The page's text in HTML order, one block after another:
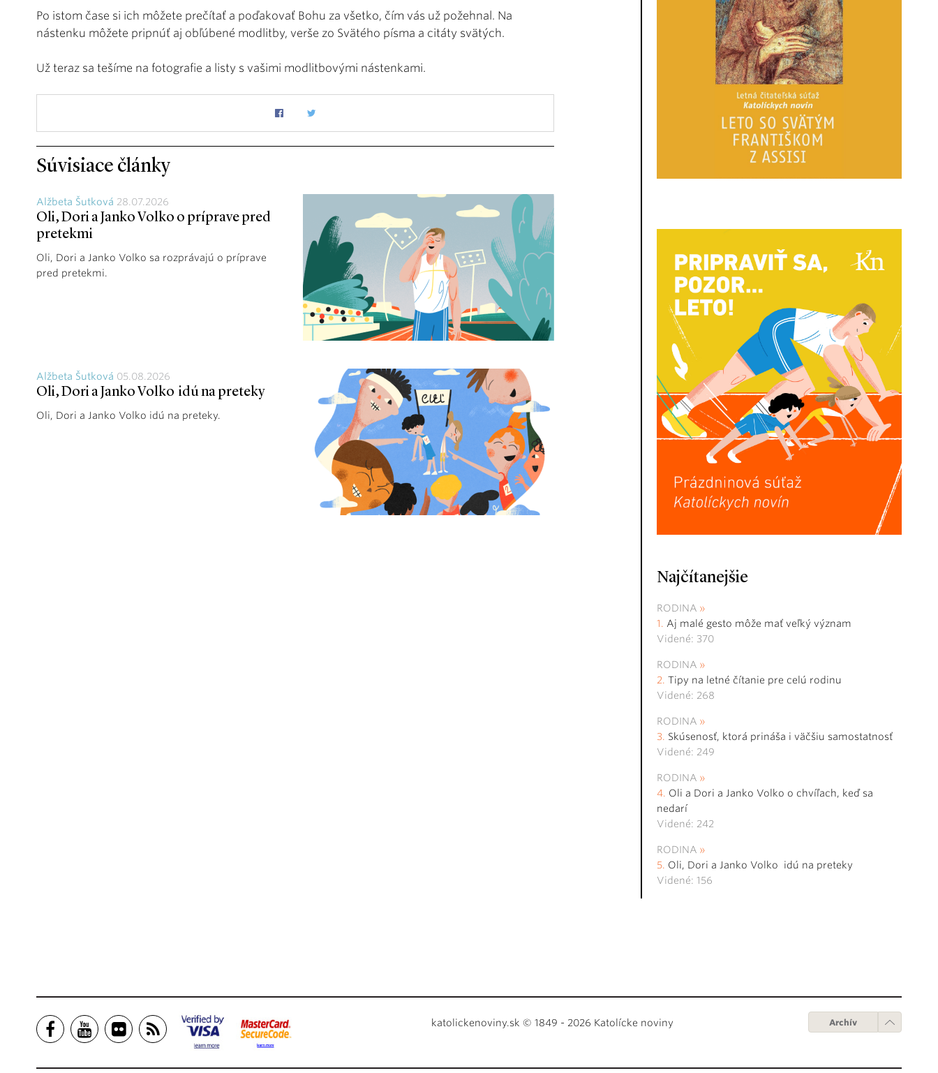
Po istom čase si ich môžete prečítať a poďakovať Bohu za všetko, čím vás už požehnal. Na
nástenku môžete pripnúť aj obľúbené modlitby, verše zo Svätého písma a citáty svätých.
Už teraz sa tešíme na fotografie a listy s vašimi modlitbovými nástenkami.
Súvisiace články
Alžbeta Šutková 28.07.2026
Oli, Dori a Janko Volko o príprave pred
pretekmi
Oli, Dori a Janko Volko sa rozprávajú o príprave
pred pretekmi.
Alžbeta Šutková 05.08.2026
Oli, Dori a Janko Volko idú na preteky
Oli, Dori a Janko Volko idú na preteky.
Najčítanejšie
RODINA
Aj malé gesto môže mať veľký význam
Videné: 370
RODINA
Tipy na letné čítanie pre celú rodinu
Videné: 268
RODINA
Skúsenosť, ktorá prináša i väčšiu samostatnosť
Videné: 249
RODINA
Oli a Dori a Janko Volko o chvíľach, keď sa
nedarí
Videné: 242
RODINA
Oli, Dori a Janko Volko idú na preteky
Videné: 156
katolickenoviny.sk © 1849 - 2026 Katolícke noviny Archív